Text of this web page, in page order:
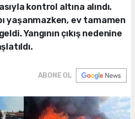
kontrol altına alındı.
yaşanmazken, ev tamamen
Yangının çıkış nedenine
ABONE OL